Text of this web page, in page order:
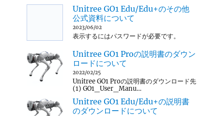
Unitree GO1 Edu/Edu+のその他
公式資料について
2023/06/02
表示するにはパスワードが必要です。
Unitree GO1 Proの説明書のダウン
ロードについて
2022/02/25
Unitree GO1 Proの説明書のダウンロード先
(1) GO1_User_Manu…
Unitree GO1 Edu/Edu+の説明書
のダウンロードについて